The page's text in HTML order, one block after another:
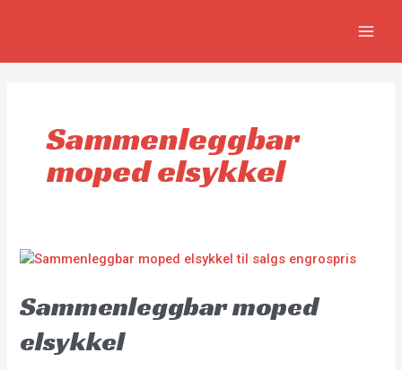
Sammenleggbar
moped elsykkel
Sammenleggbar moped
elsykkel